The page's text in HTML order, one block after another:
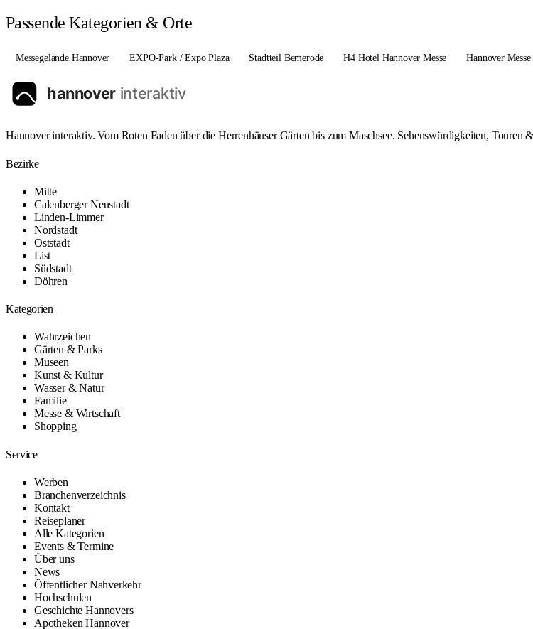
Passende Kategorien & Orte
Messegelände Hannover EXPO-Park / Expo Plaza Stadtteil Bemerode H4 Hotel Hannover Messe Hannover
Hannover interaktiv. Vom Roten Faden über die Herrenhäuser Gärten bis zum Maschsee. Sehenswürdigkeiten, Touren
Bezirke
Mitte
Calenberger Neustadt
Linden-Limmer
Nordstadt
Oststadt
List
Südstadt
Döhren
Kategorien
Wahrzeichen
Gärten & Parks
Museen
Kunst & Kultur
Wasser & Natur
Familie
Messe & Wirtschaft
Shopping
Service
Werben
Branchenverzeichnis
Kontakt
Reiseplaner
Alle Kategorien
Events & Termine
Über uns
News
Öffentlicher Nahverkehr
Hochschulen
Geschichte Hannovers
Apotheken Hannover